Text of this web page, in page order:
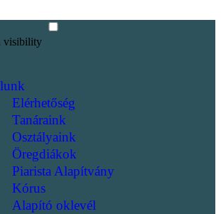
visibility
Elérhetőség
Tanáraink
Osztályaink
Öregdiákok
Piarista Alapítvány
Kórus
Alapító oklevél